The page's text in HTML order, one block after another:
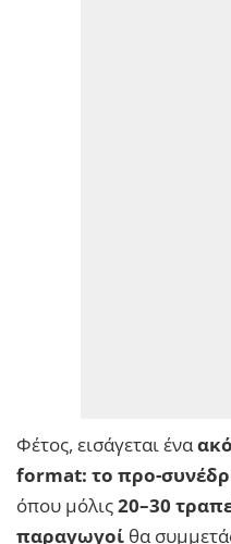
Φέτος, εισάγεται ένα
format: το προ-
όπου μόλις20–30
παραγωγοί θα